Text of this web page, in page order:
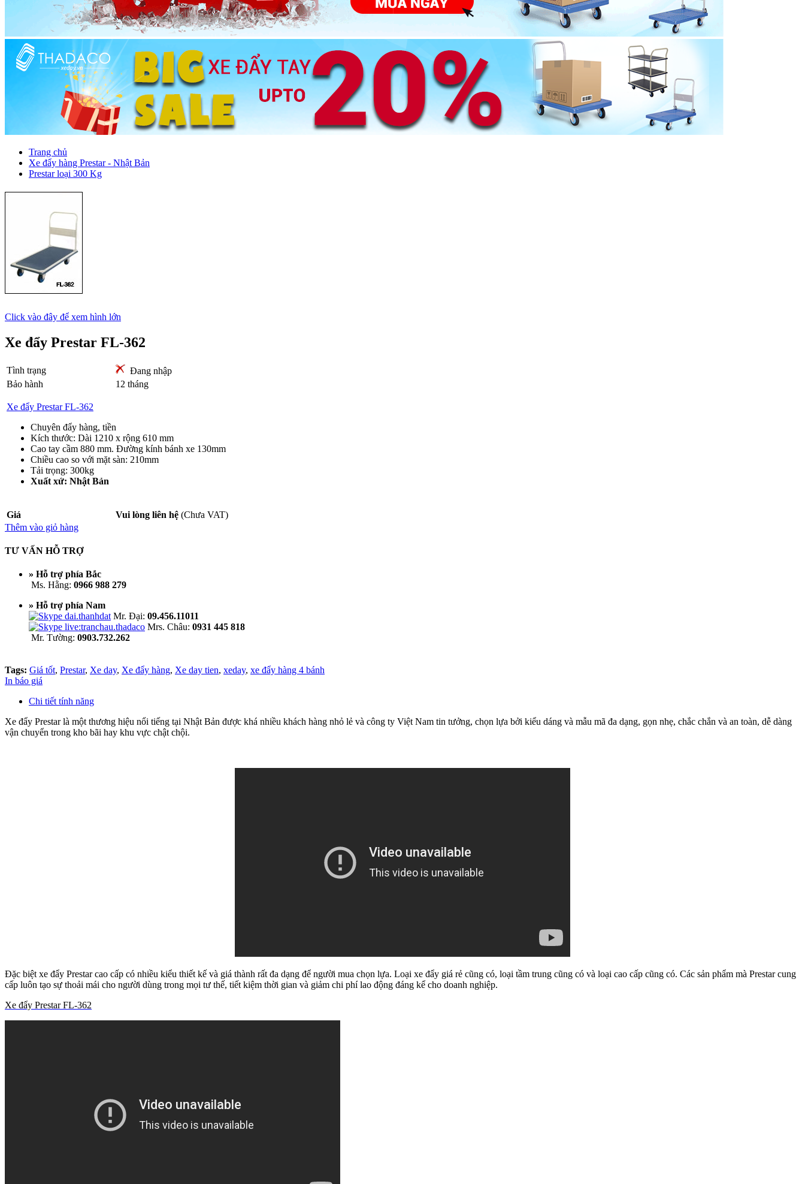
Trang chủ
Xe đẩy hàng Prestar - Nhật Bản
Prestar loại 300 Kg
Click vào đây để xem hình lớn
Xe đẩy Prestar FL-362
Tình trạng
Đang nhập
Bảo hành
12 tháng
Xe đẩy Prestar FL-362
Chuyên đẩy hàng, tiền
Kích thước: Dài 1210 x rộng 610 mm
Cao tay cầm 880 mm. Đường kính bánh xe 130mm
Chiều cao so với mặt sàn: 210mm
Tải trọng: 300kg
Xuất xứ: Nhật Bản
Giá Vui lòng liên hệ (Chưa VAT)
Thêm vào giỏ hàng
TƯ VẤN HỖ TRỢ
» Hỗ trợ phía Bắc
Ms. Hằng: 0966 988 279
» Hỗ trợ phía Nam
Mr. Đại: 09.456.11011
Mrs. Châu: 0931 445 818
Mr. Tường: 0903.732.262
Tags: Giá tốt, Prestar, Xe day, Xe đẩy hàng, Xe day tien, xeday, xe đẩy hàng 4 bánh
In báo giá
Chi tiết tính năng
Xe đẩy Prestar là một thương hiệu nổi tiếng tại Nhật Bản được khá nhiều khách hàng nhỏ lẻ và công ty Việt Nam tin tưởng, chọn lựa bởi kiểu dáng và mẫu mã đa dạng, gọn nhẹ, chắc chắn và an toàn, dễ dàng
vận chuyển trong kho bãi hay khu vực chật chội.
Đặc biệt xe đẩy Prestar cao cấp có nhiều kiểu thiết kế và giá thành rất đa dạng để người mua chọn lựa. Loại xe đẩy giá rẻ cũng có, loại tầm trung cũng có và loại cao cấp cũng có. Các sản phẩm mà Prestar cung
cấp luôn tạo sự thoải mái cho người dùng trong mọi tư thế, tiết kiệm thời gian và giảm chi phí lao động đáng kể cho doanh nghiệp.
Xe đẩy Prestar FL-362